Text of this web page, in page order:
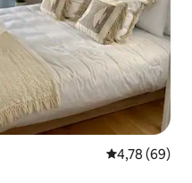
Évaluation
4,78 (69)